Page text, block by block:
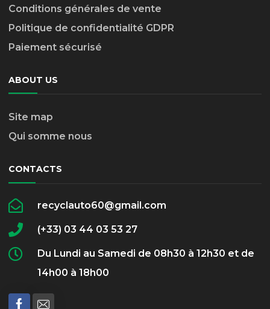
Conditions générales de vente
Politique de confidentialité GDPR
Paiement sécurisé
ABOUT US
Site map
Qui somme nous
CONTACTS
recyclauto60@gmail.com
(+33) 03 44 03 53 27
Du Lundi au Samedi de 08h30 à 12h30 et de
14h00 à 18h00